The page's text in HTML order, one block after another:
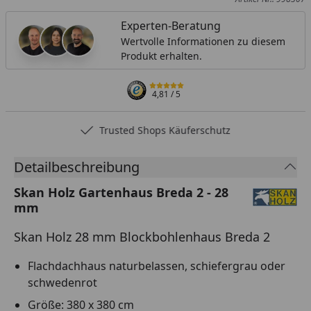
Experten-Beratung
Wertvolle Informationen zu diesem
Produkt erhalten.
4,81/ 5
Trusted Shops Käuferschutz
Detailbeschreibung
Skan Holz Gartenhaus Breda 2 - 28
mm
Skan Holz 28 mm Blockbohlenhaus Breda 2
Flachdachhaus naturbelassen, schiefergrau oder
schwedenrot
Größe: 380 x 380 cm